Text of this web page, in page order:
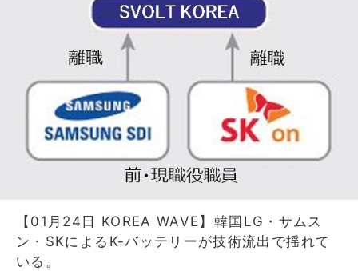
【01月24日 KOREA WAVE】韓国LG・サムス
ン・SKによるK-バッテリーが技術流出で揺れて
いる。